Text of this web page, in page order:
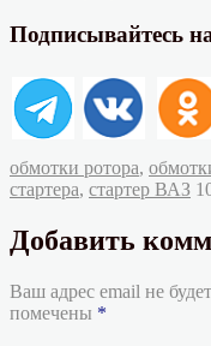
Подписывайтесь
обмотки ротора,
стартера, стартер ВАЗ
Добавить
Ваш адрес email не
помечены *